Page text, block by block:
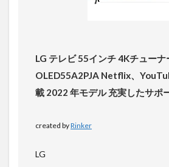
LG テレビ 55インチ 4Kチューナ
OLED55A2PJA Netflix、
載 2022 年モデル 充実したサポ
created byRinker
LG